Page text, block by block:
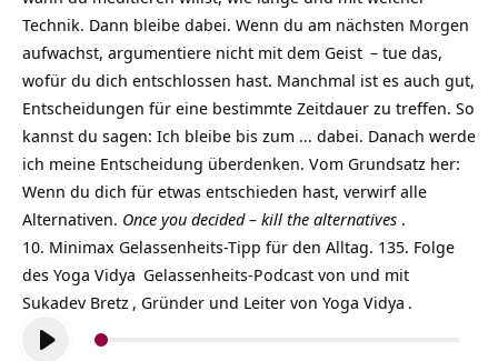
Technik. Dann bleibe dabei. Wenn du am nächsten Morgen
aufwachst, argumentiere nicht mit dem Geist – tue das,
wofür du dich entschlossen hast. Manchmal ist es auch gut,
Entscheidungen für eine bestimmte Zeitdauer zu treffen. So
kannst du sagen: Ich bleibe bis zum … dabei. Danach werde
ich meine Entscheidung überdenken. Vom Grundsatz her:
Wenn du dich für etwas entschieden hast, verwirf alle
Alternativen. Once you decided – kill the alternatives .
10. Minimax Gelassenheits-Tipp für den Alltag. 135. Folge
des Yoga Vidya Gelassenheits-Podcast von und mit
Sukadev Bretz , Gründer und Leiter von Yoga Vidya .
Audio-
Player